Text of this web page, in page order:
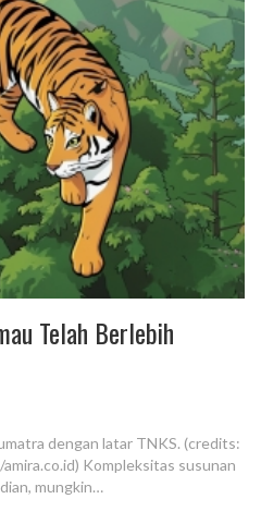
Telah Berlebih
dengan latar TNKS. (credits:
Kompleksitas susunan
mungkin…